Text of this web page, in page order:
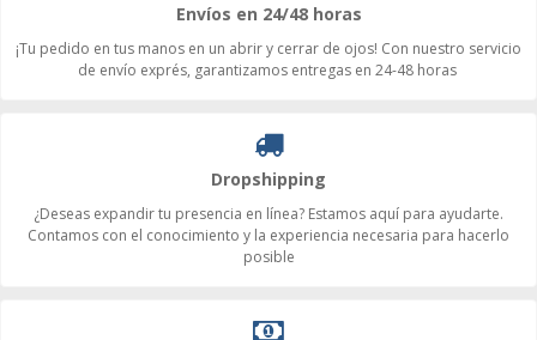
Envíos en 24/48 horas
¡Tu pedido en tus manos en un abrir y cerrar de ojos! Con nuestro servicio
de envío exprés, garantizamos entregas en 24-48 horas
Dropshipping
¿Deseas expandir tu presencia en línea? Estamos aquí para ayudarte.
Contamos con el conocimiento y la experiencia necesaria para hacerlo
posible